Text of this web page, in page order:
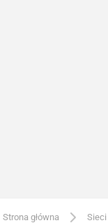
Strona główna